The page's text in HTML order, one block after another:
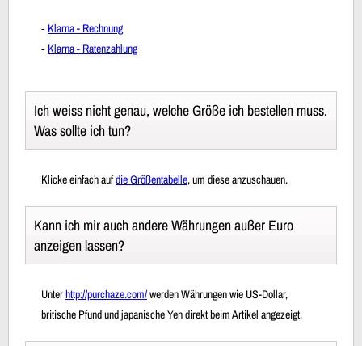
‐ Klarna - Rechnung
‐ Klarna - Ratenzahlung
Ich weiss nicht genau, welche Größe ich bestellen muss.
Was sollte ich tun?
Klicke einfach aufdie Größentabelle, um diese anzuschauen.
Kann ich mir auch andere Währungen außer Euro
anzeigen lassen?
Unterhttp://purchaze.com/werden Währungen wie US-Dollar,
britische Pfund und japanische Yen direkt beim Artikel angezeigt.